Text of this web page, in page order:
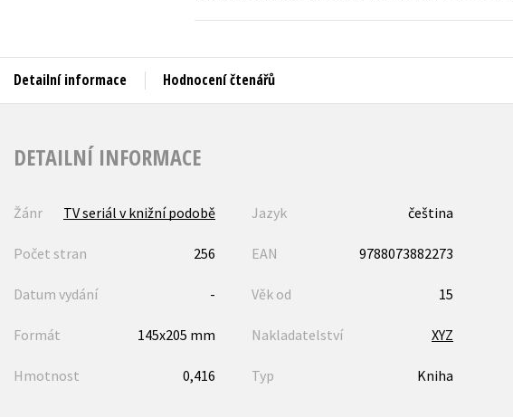
Příroda a
Všechny tituly
Detailní informace Hodnocení čtenářů
DETAILNÍ INFORMACE
Žánr TV seriál v knižní podobě Jazyk čeština
Počet stran 256 EAN 9788073882273
Datum vydání - Věk od 15
Formát 145x205 mm Nakladatelství XYZ
Hmotnost 0,416 Typ Kniha